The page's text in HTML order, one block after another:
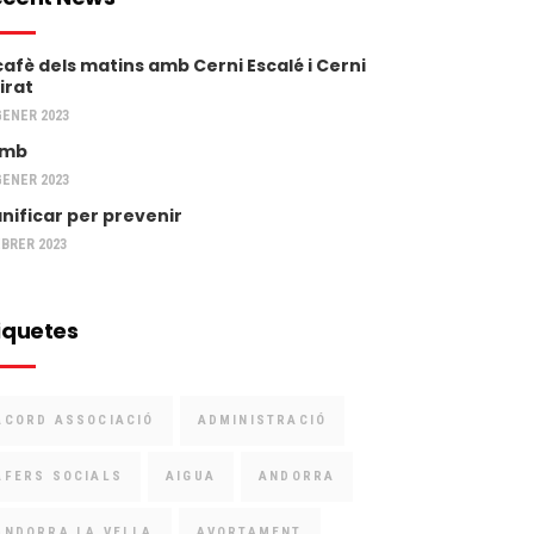
dels matins amb Cerni Escalé i Cerni
2023
2023
per prevenir
2023
ASSOCIACIÓ ADMINISTRACIÓ
SOCIALS AIGUA ANDORRA